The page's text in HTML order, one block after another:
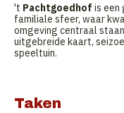
't Pachtgoedhof is een
familiale sfeer, waar
omgeving centraal
uitgebreide kaart,
speeltuin.
Taken